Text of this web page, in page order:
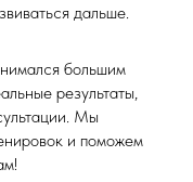
дальше.
большим
результаты,
Мы
и поможем